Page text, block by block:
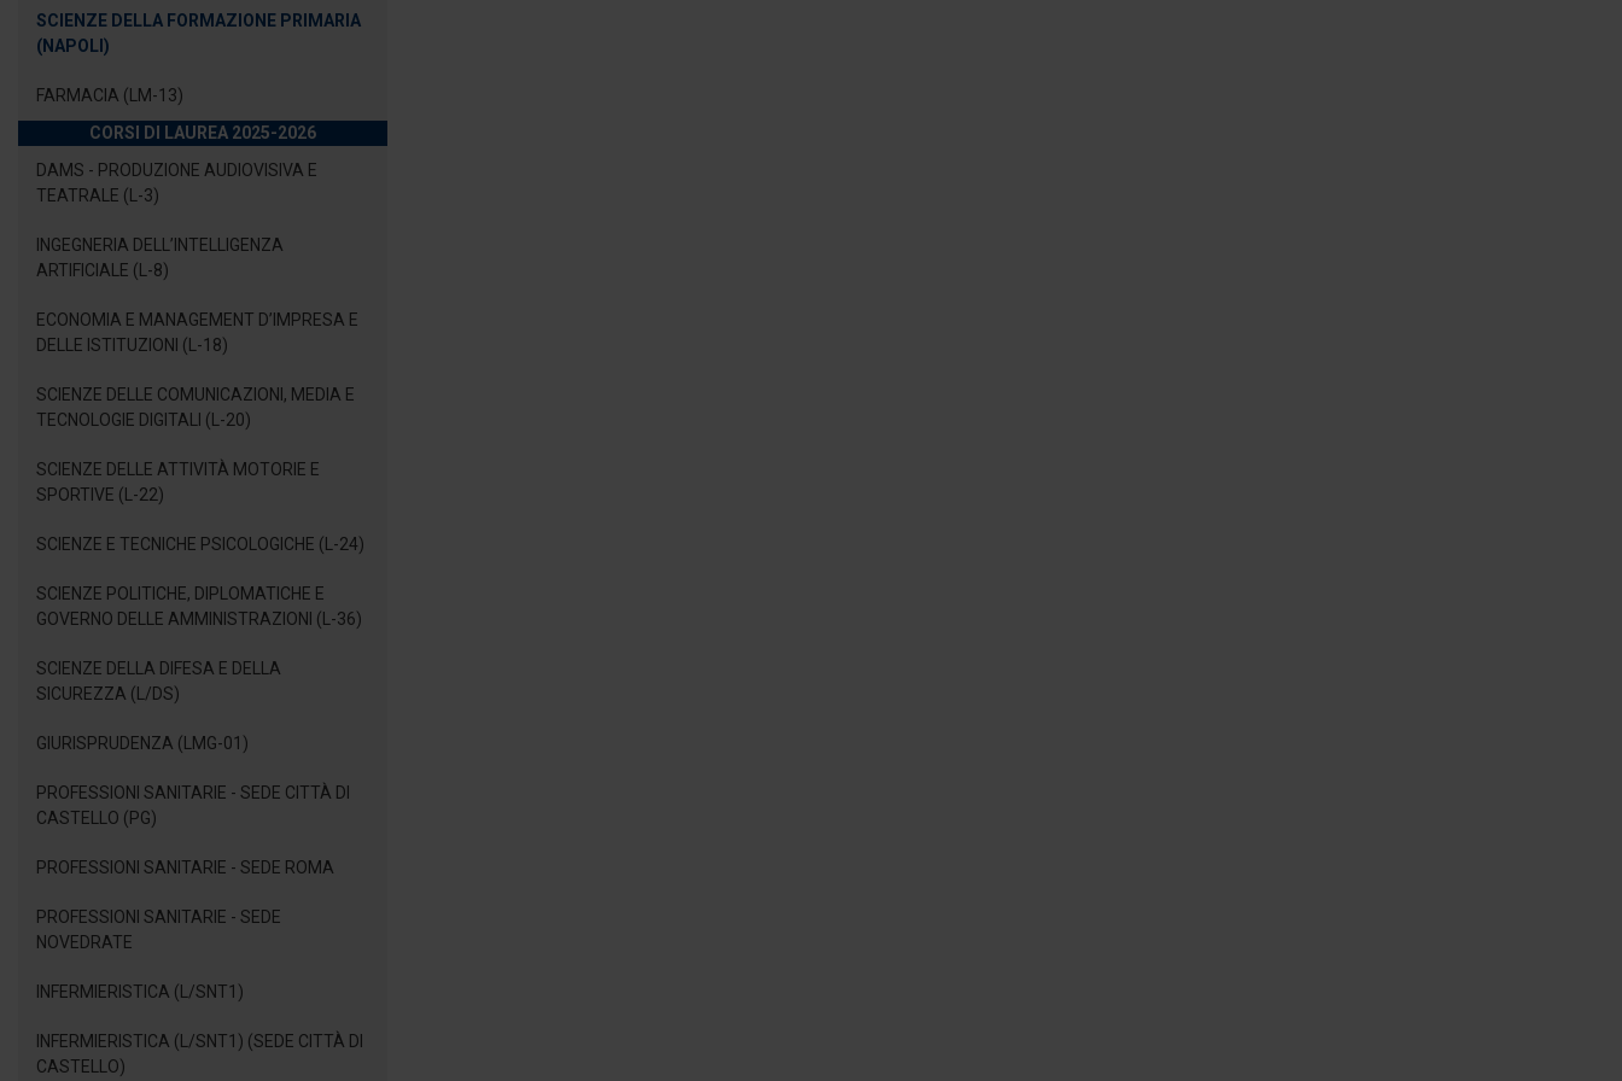
SCIENZE DELLA FORMAZIONE PRIMARIA
(NAPOLI)
FARMACIA (LM-13)
CORSI DI LAUREA 2025-2026
DAMS - PRODUZIONE AUDIOVISIVA E
TEATRALE (L-3)
INGEGNERIA DELL’INTELLIGENZA
ARTIFICIALE (L-8)
ECONOMIA E MANAGEMENT D’IMPRESA E
DELLE ISTITUZIONI (L-18)
SCIENZE DELLE COMUNICAZIONI, MEDIA E
TECNOLOGIE DIGITALI (L-20)
SCIENZE DELLE ATTIVITÀ MOTORIE E
SPORTIVE (L-22)
SCIENZE E TECNICHE PSICOLOGICHE (L-24)
SCIENZE POLITICHE, DIPLOMATICHE E
GOVERNO DELLE AMMINISTRAZIONI (L-36)
SCIENZE DELLA DIFESA E DELLA
SICUREZZA (L/DS)
GIURISPRUDENZA (LMG-01)
PROFESSIONI SANITARIE - SEDE CITTÀ DI
CASTELLO (PG)
PROFESSIONI SANITARIE - SEDE ROMA
PROFESSIONI SANITARIE - SEDE
NOVEDRATE
INFERMIERISTICA (L/SNT1)
INFERMIERISTICA (L/SNT1) (SEDE CITTÀ DI
CASTELLO)